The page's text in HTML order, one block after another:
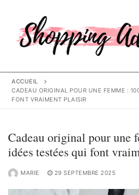
contenu
ACCUEIL
CADEAU ORIGINAL POUR UNE FEMME :
FONT VRAIMENT PLAISIR
Cadeau original pour une
idées testées qui font
MARIE 29 SEPTEMBRE 2025